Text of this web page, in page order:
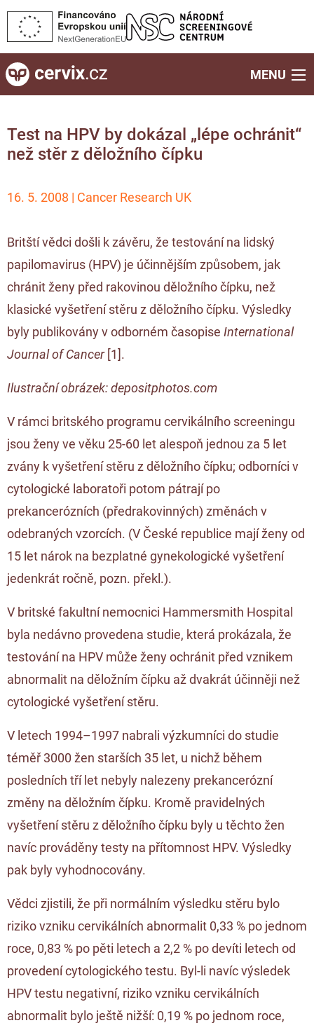
MENU
Test na HPV by dokázal „lépe ochránit“
než stěr z děložního čípku
16. 5. 2008 | Cancer Research UK
Britští vědci došli k závěru, že testování na lidský
papilomavirus (HPV) je účinnějším způsobem, jak
chránit ženy před rakovinou děložního čípku, než
klasické vyšetření stěru z děložního čípku. Výsledky
byly publikovány v odborném časopise International
Journal of Cancer[1].
Ilustrační obrázek: depositphotos.com
V rámci britského programu cervikálního screeningu
jsou ženy ve věku 25-60 let alespoň jednou za 5 let
zvány k vyšetření stěru z děložního čípku; odborníci v
cytologické laboratoři potom pátrají po
prekancerózních (předrakovinných) změnách v
odebraných vzorcích. (V České republice mají ženy od
15 let nárok na bezplatné gynekologické vyšetření
jedenkrát ročně, pozn. překl.).
V britské fakultní nemocnici Hammersmith Hospital
byla nedávno provedena studie, která prokázala, že
testování na HPV může ženy ochránit před vznikem
abnormalit na děložním čípku až dvakrát účinněji než
cytologické vyšetření stěru.
V letech 1994–1997 nabrali výzkumníci do studie
téměř 3000 žen starších 35 let, u nichž během
posledních tří let nebyly nalezeny prekancerózní
změny na děložním čípku. Kromě pravidelných
vyšetření stěru z děložního čípku byly u těchto žen
navíc prováděny testy na přítomnost HPV. Výsledky
pak byly vyhodnocovány.
Vědci zjistili, že při normálním výsledku stěru bylo
riziko vzniku cervikálních abnormalit 0,33 % po jednom
roce, 0,83 % po pěti letech a 2,2 % po devíti letech od
provedení cytologického testu. Byl-li navíc výsledek
HPV testu negativní, riziko vzniku cervikálních
abnormalit bylo ještě nižší: 0,19 % po jednom roce,